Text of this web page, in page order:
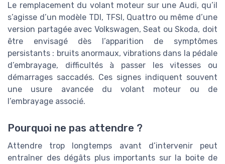
Le remplacement du volant moteur sur une Audi, qu’il
s’agisse d’un modèle TDI, TFSI, Quattro ou même d’une
version partagée avec Volkswagen, Seat ou Skoda, doit
être envisagé dès l’apparition de symptômes
persistants : bruits anormaux, vibrations dans la pédale
d’embrayage, difficultés à passer les vitesses ou
démarrages saccadés. Ces signes indiquent souvent
une usure avancée du volant moteur ou de
l’embrayage associé.
Pourquoi ne pas attendre ?
Attendre trop longtemps avant d’intervenir peut
entraîner des dégâts plus importants sur la boite de